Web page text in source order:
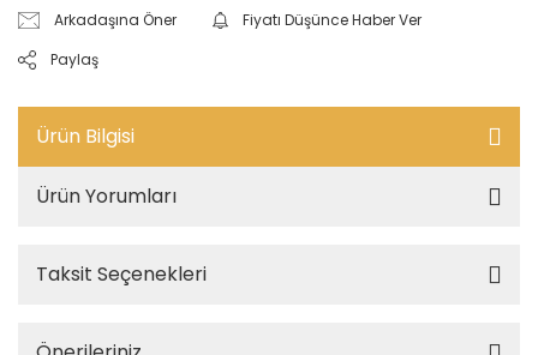
Arkadaşına Öner
Fiyatı Düşünce Haber Ver
Paylaş
Ürün Bilgisi
Ürün Yorumları
Taksit Seçenekleri